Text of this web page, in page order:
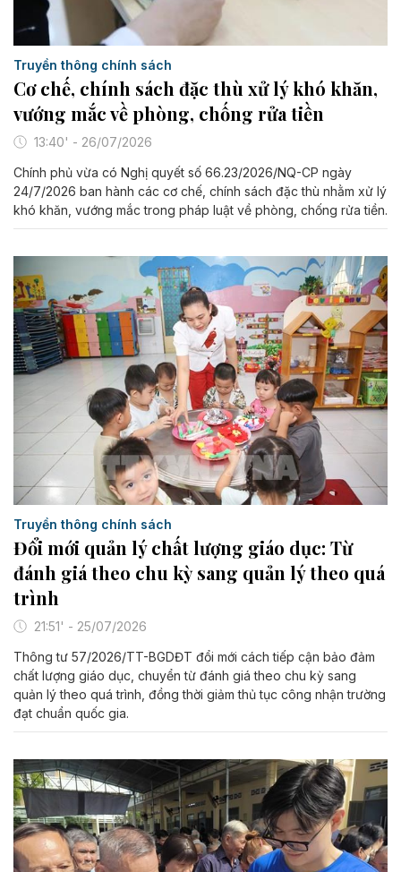
Truyền thông chính sách
Cơ chế, chính sách đặc thù xử lý khó khăn,
vướng mắc về phòng, chống rửa tiền
13:40' - 26/07/2026
Chính phủ vừa có Nghị quyết số 66.23/2026/NQ-CP ngày
24/7/2026 ban hành các cơ chế, chính sách đặc thù nhằm xử lý
khó khăn, vướng mắc trong pháp luật về phòng, chống rửa tiền.
Truyền thông chính sách
Đổi mới quản lý chất lượng giáo dục: Từ
đánh giá theo chu kỳ sang quản lý theo quá
trình
21:51' - 25/07/2026
Thông tư 57/2026/TT-BGDĐT đổi mới cách tiếp cận bảo đảm
chất lượng giáo dục, chuyển từ đánh giá theo chu kỳ sang
quản lý theo quá trình, đồng thời giảm thủ tục công nhận trường
đạt chuẩn quốc gia.